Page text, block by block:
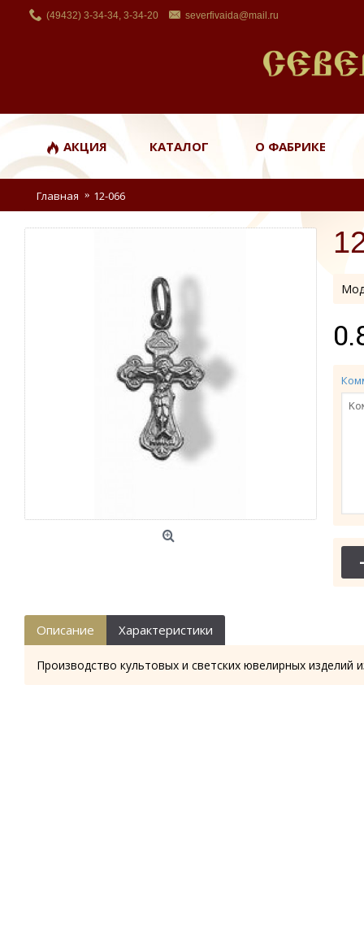
(49432) 3-34-34, 3-34-20 severfivaida@mail.ru
АКЦИЯ КАТАЛОГ О ФАБРИКЕ
Главная 12-066
-
Описание Характеристики
Производство культовых и светских ювелирных изделий